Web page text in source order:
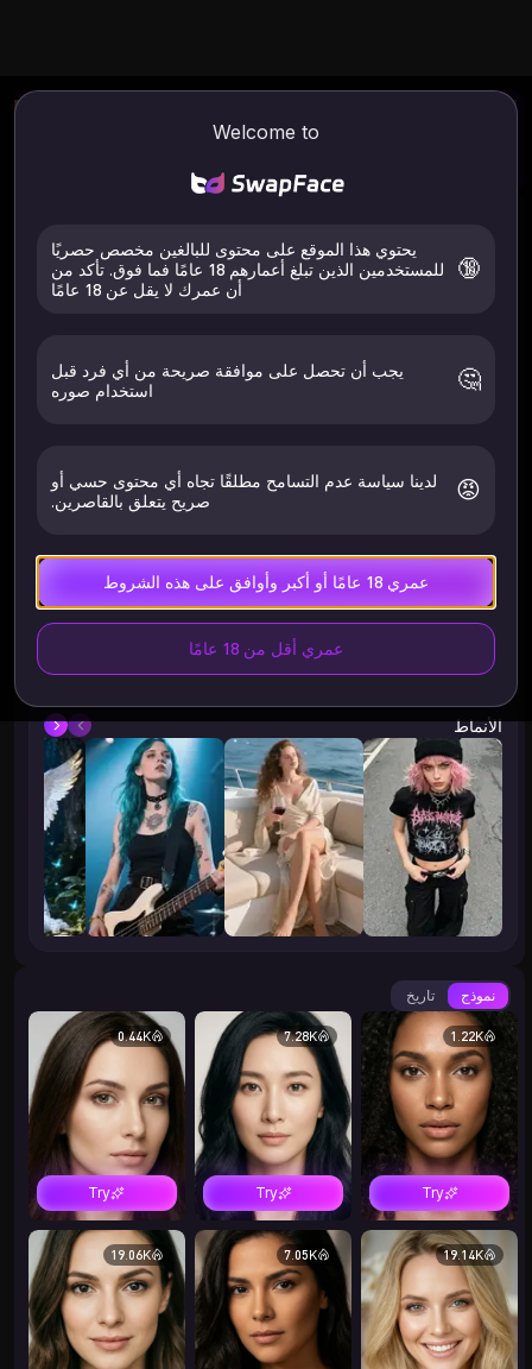
Welcome to
🔞
يحتوي هذا الموقع على محتوى للبالغين مخصص حصريًا
للمستخدمين الذين تبلغ أعمارهم 18 عامًا فما فوق. تأكد من
أن عمرك لا يقل عن 18 عامًا
🤔
يجب أن تحصل على موافقة صريحة من أي فرد قبل
استخدام صوره
😡
لدينا سياسة عدم التسامح مطلقًا تجاه أي محتوى حسي أو
صريح يتعلق بالقاصرين.
عمري 18 عامًا أو أكبر وأوافق على هذه الشروط
عمري أقل من 18 عامًا
محسن الصورة
إنشاء فيديو من صورتك
صورة لصورة الصورة إلى الفيديو
يجب أن يكون عمرك 18+. تم الحذف خلال 24 ساعة.
الأنماط
نموذج تاريخ
Try
1.22K
Try
7.28K
Try
0.44K
19.14K
7.05K
19.06K